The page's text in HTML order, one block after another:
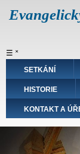
Hlavní
navigace
☰ ˟
SETKÁNÍ
HISTORIE
KONTAKT A